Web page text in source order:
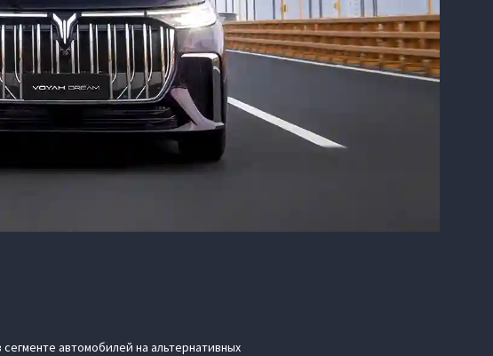
автомобилей на альтернативных